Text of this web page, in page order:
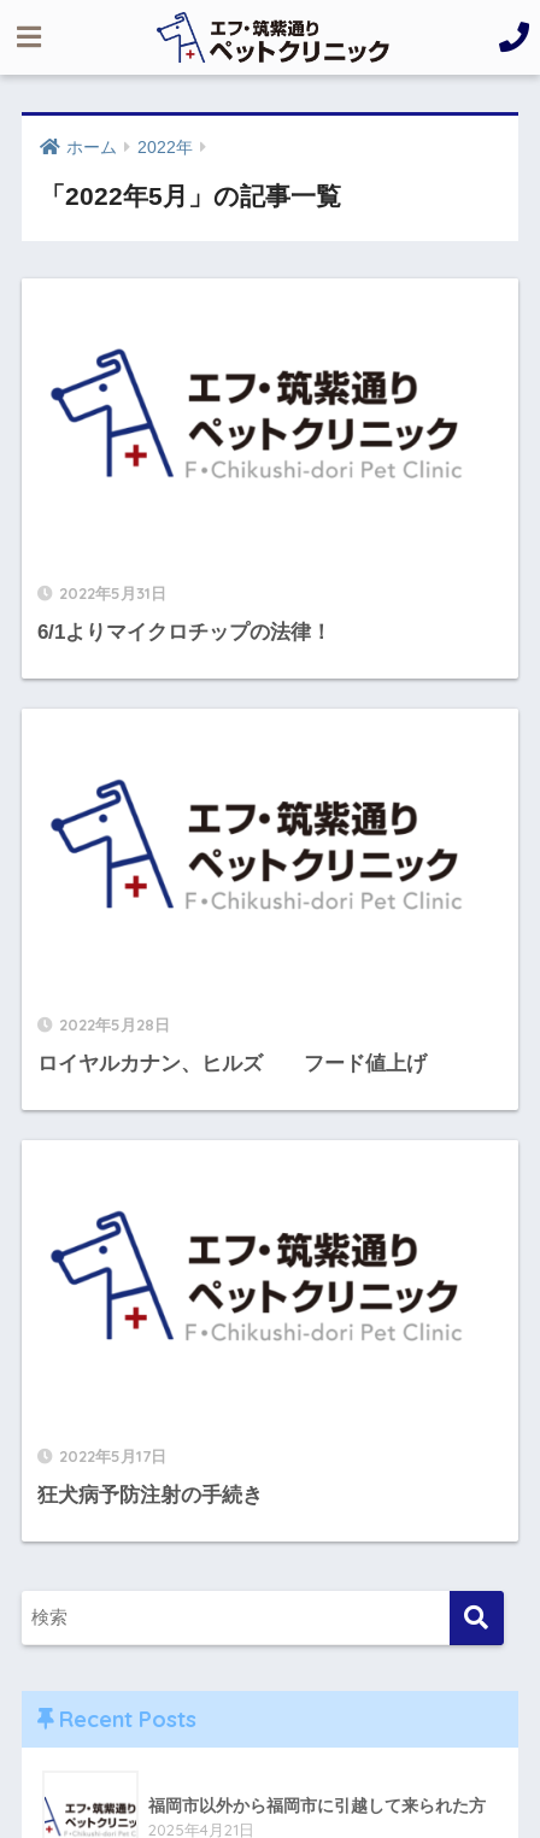
ホーム 2022年
「2022年5月」の記事一覧
2022年5月31日
6/1よりマイクロチップの法律！
2022年5月28日
ロイヤルカナン、ヒルズ フード値上げ
2022年5月17日
狂犬病予防注射の手続き
Recent Posts
福岡市以外から福岡市に引越して来られた方
2025年4月21日